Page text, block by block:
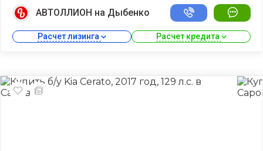
АВТОЛЛИОН на Дыбенко
Расчет лизинга Расчет кредита